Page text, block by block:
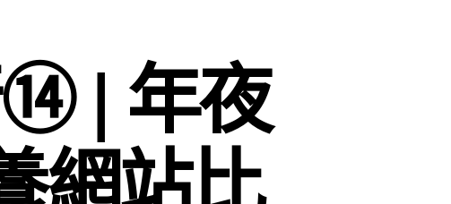
| 年夜
網站比